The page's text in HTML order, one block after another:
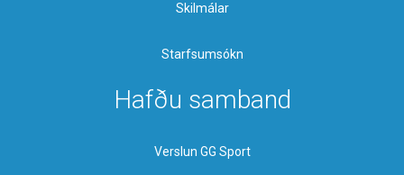
Skilmálar
Starfsumsókn
Hafðu samband
Verslun GG Sport